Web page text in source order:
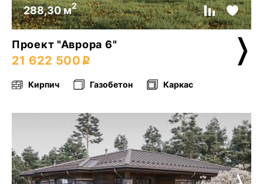
288,30 м2
Проект "Аврора 6"
21 622 500
Кирпич Газобетон Каркас